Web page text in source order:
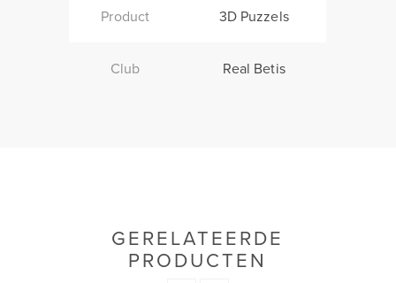
Product 3D Puzzels
Club Real Betis
GERELATEERDE
PRODUCTEN